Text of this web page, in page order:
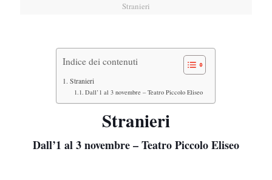
Stranieri
Indice dei contenuti
Stranieri
Dall’1 al 3 novembre – Teatro Piccolo Eliseo
Stranieri
Dall’1 al 3 novembre – Teatro Piccolo Eliseo